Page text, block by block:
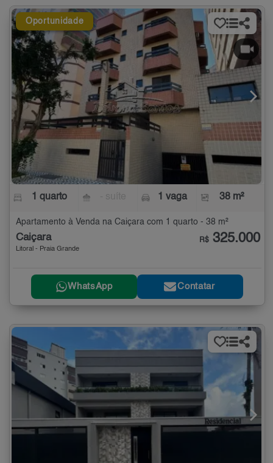
Oportunidade
1 quarto 1 vaga 38 m²
Apartamento à Venda na Caiçara com 1 quarto - 38 m²
Caiçara
Litoral - Praia Grande
R$ 325.000
WhatsApp Contatar